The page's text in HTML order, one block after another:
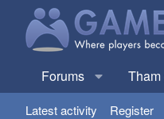
Forums
Latest activity Register